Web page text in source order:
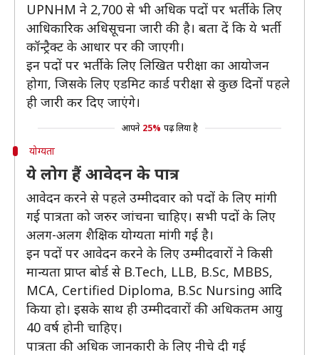
UPNHM ने 2,700 से भी अधिक पदों पर भर्ती के लिए
आधिकारिक अधिसूचना जारी की है। बता दें कि ये भर्ती
कॉन्ट्रैक्ट के आधार पर की जाएगी।
इन पदों पर भर्ती के लिए लिखित परीक्षा का आयोजन
होगा, जिसके लिए एडमिट कार्ड परीक्षा से कुछ दिनों पहले
ही जारी कर दिए जाएंगे।
आपने 25% पढ़ लिया है
योग्यता
ये लोग हैं आवेदन के पात्र
आवेदन करने से पहले उम्मीदवार को पदों के लिए मांगी
गई पात्रता को जरुर जांचना चाहिए। सभी पदों के लिए
अलग-अलग शैक्षिक योग्यता मांगी गई है।
इन पदों पर आवेदन करने के लिए उम्मीदवारों ने किसी
मान्यता प्राप्त बोर्ड से B.Tech, LLB, B.Sc, MBBS,
MCA, Certified Diploma, B.Sc Nursing आदि
किया हो। इसके साथ ही उम्मीदवारों की अधिकतम आयु
40 वर्ष होनी चाहिए।
पात्रता की अधिक जानकारी के लिए नीचे दी गई